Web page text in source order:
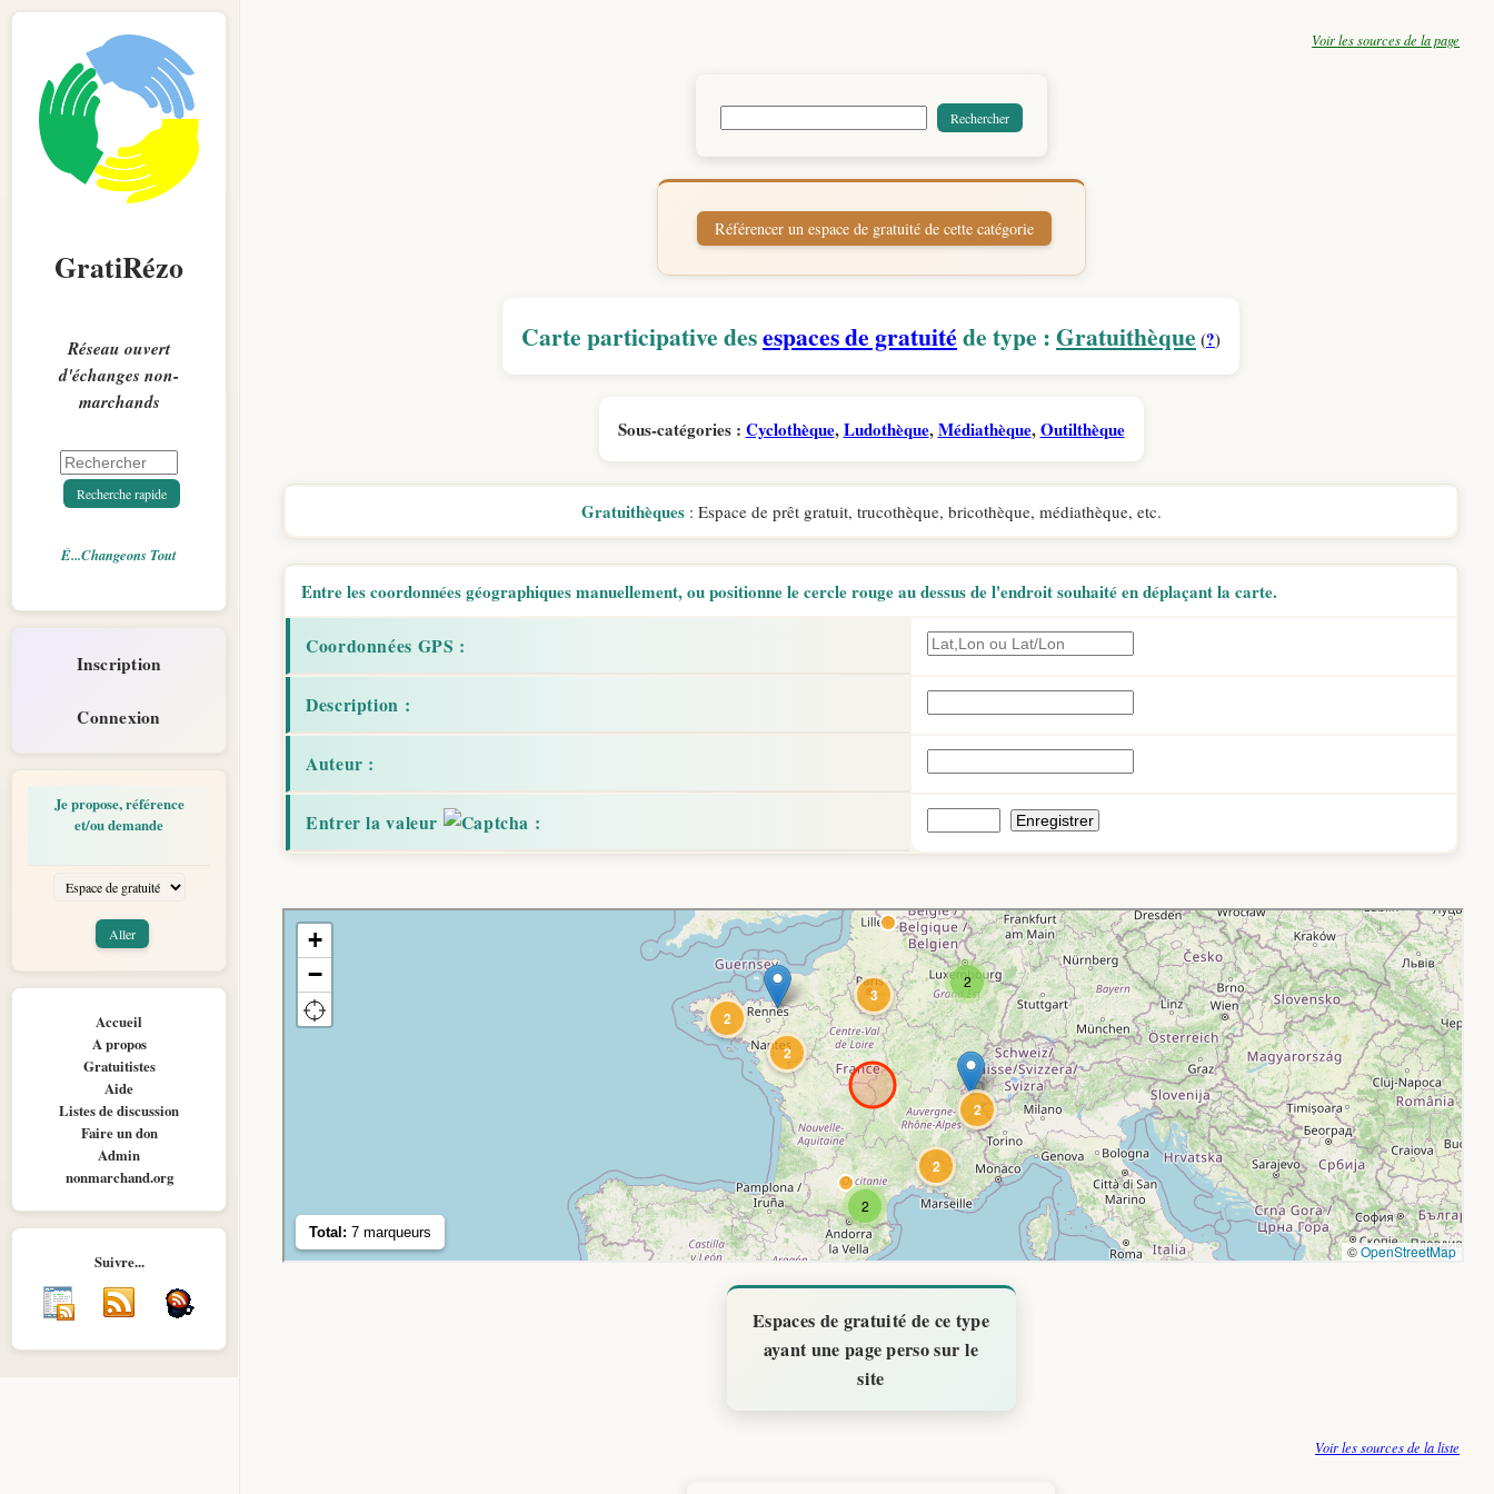
GratiRézo
Réseau ouvert
d'échanges non-
marchands
É...Changeons Tout
Inscription
Connexion
Je propose, référence
et/ou demande
Accueil
A propos
Gratuitistes
Aide
Listes de discussion
Faire un don
Admin
nonmarchand.org
Suivre...
Voir les sources de la page
Carte participative desespaces de gratuitéde type :Gratuithèque (?)
Sous-catégories : Cyclothèque,Ludothèque,Médiathèque,Outilthèque
Gratuithèques: Espace de prêt gratuit, trucothèque, bricothèque, médiathèque, etc.
Entre les coordonnées géographiques manuellement, ou positionne le cercle rouge au dessus de l'endroit souhaité en déplaçant la carte.
Coordonnées GPS :
Description :
Auteur :
Entrer la valeur :
Espaces de gratuité de ce type
ayant une page perso sur le
site
Voir les sources de la liste